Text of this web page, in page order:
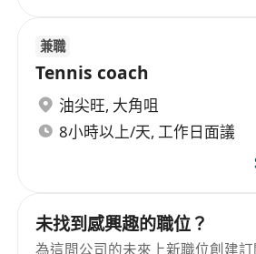
兼職
Tennis coach
油尖旺, 大角咀
8小時以上/天, 工作日面議
未找到感興趣的職位？
為這間公司的未來上新職位創建訂